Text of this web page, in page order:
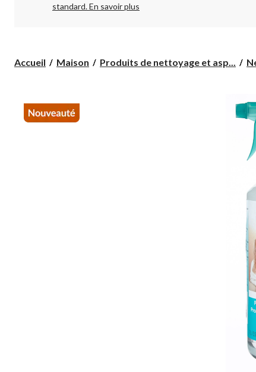
standard.En savoir plus
Accueil Maison Produits de nettoyage et asp...